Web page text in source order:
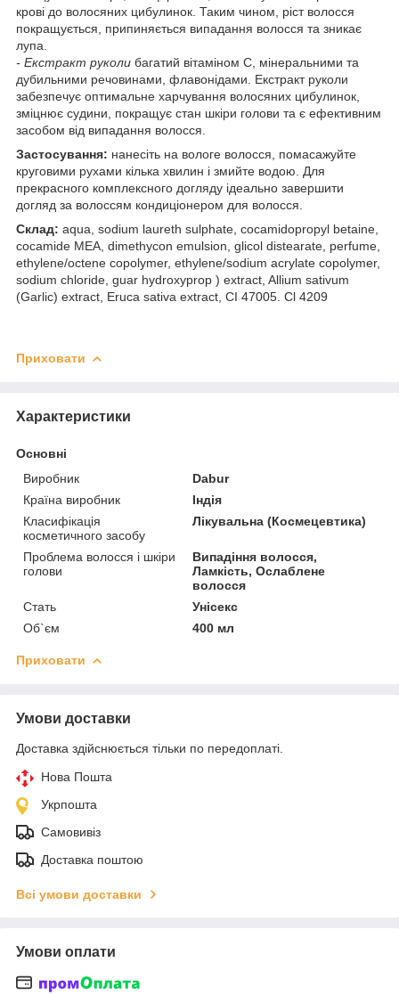
крові до волосяних цибулинок. Таким чином, ріст волосся
покращується, припиняється випадання волосся та зникає
лупа.
- Екстракт руколи багатий вітаміном С, мінеральними та
дубильними речовинами, флавонідами. Екстракт руколи
забезпечує оптимальне харчування волосяних цибулинок,
зміцнює судини, покращує стан шкіри голови та є ефективним
засобом від випадання волосся.
Застосування: нанесіть на вологе волосся, помасажуйте
круговими рухами кілька хвилин і змийте водою. Для
прекрасного комплексного догляду ідеально завершити
догляд за волоссям кондиціонером для волосся.
Склад: aqua, sodium laureth sulphate, cocamidopropyl betaine,
cocamide MEA, dimethycon emulsion, glicol distearate, perfume,
ethylene/octene copolymer, ethylene/sodium acrylate copolymer,
sodium chloride, guar hydroxyprop ) extract, Allium sativum
(Garlic) extract, Eruca sativa extract, CI 47005. Cl 4209
Приховати
Характеристики
Основні
Виробник
Dabur
Країна виробник
Індія
Класифікація
косметичного засобу
Лікувальна (Космецевтика)
Проблема волосся і шкіри
голови
Випадіння волосся,
Ламкість, Ослаблене
волосся
Стать
Унісекс
Об`єм
400 мл
Приховати
Умови доставки
Доставка здійснюється тільки по передоплаті.
Нова Пошта
Укрпошта
Самовивіз
Доставка поштою
Всі умови доставки
Умови оплати